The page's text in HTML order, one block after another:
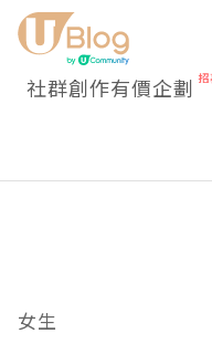
社群創作有價企劃
女生